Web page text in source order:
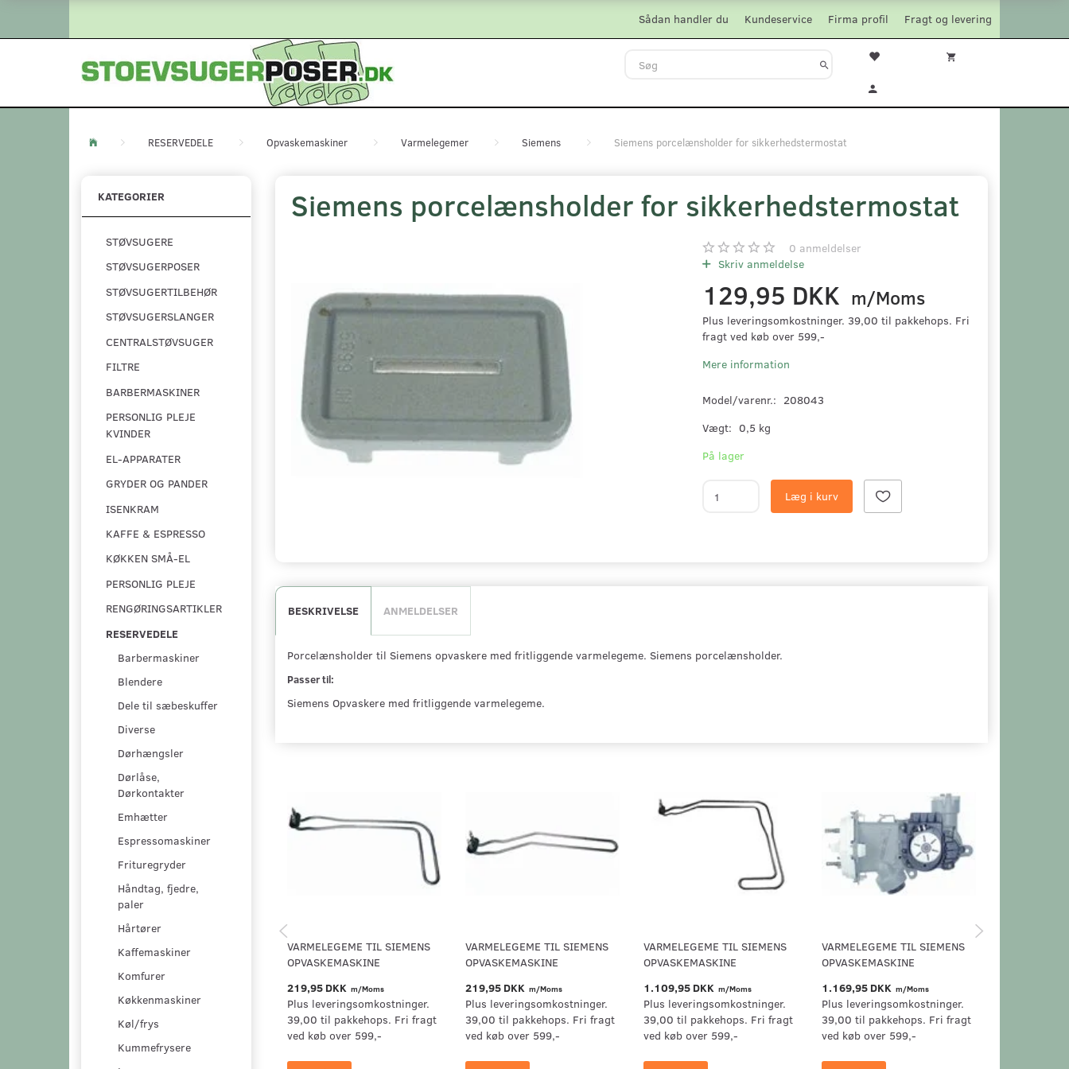
Fragt og levering
Firma profil
Kundeservice
Sådan handler du
RESERVEDELE Opvaskemaskiner Varmelegemer Siemens Siemens porcelænsholder for sikkerhedstermostat
KATEGORIER
STØVSUGERE
STØVSUGERPOSER
STØVSUGERTILBEHØR
STØVSUGERSLANGER
CENTRALSTØVSUGER
FILTRE
BARBERMASKINER
PERSONLIG PLEJE
KVINDER
EL-APPARATER
GRYDER OG PANDER
ISENKRAM
KAFFE & ESPRESSO
KØKKEN SMÅ-EL
PERSONLIG PLEJE
RENGØRINGSARTIKLER
RESERVEDELE
Barbermaskiner
Blendere
Dele til sæbeskuffer
Diverse
Dørhængsler
Dørlåse,
Dørkontakter
Emhætter
Espressomaskiner
Frituregryder
Håndtag, fjedre,
paler
Hårtører
Kaffemaskiner
Komfurer
Køkkenmaskiner
Køl/frys
Kummefrysere
Siemens porcelænsholder for sikkerhedstermostat
0 anmeldelser
Skriv anmeldelse
129,95 DKK m/Moms
Plus leveringsomkostninger. 39,00 til pakkehops. Fri
fragt ved køb over 599,-
Mere information
Model/varenr.: 208043
Vægt: 0,5 kg
På lager
Læg i kurv
BESKRIVELSE ANMELDELSER
Porcelænsholder til Siemens opvaskere med fritliggende varmelegeme. Siemens porcelænsholder.
Passer til:
Siemens Opvaskere med fritliggende varmelegeme.
VARMELEGEME TIL SIEMENS
OPVASKEMASKINE
219,95 DKK m/Moms
Plus leveringsomkostninger.
39,00 til pakkehops. Fri fragt
ved køb over 599,-
VARMELEGEME TIL SIEMENS
OPVASKEMASKINE
219,95 DKK m/Moms
Plus leveringsomkostninger.
39,00 til pakkehops. Fri fragt
ved køb over 599,-
VARMELEGEME TIL SIEMENS
OPVASKEMASKINE
1.109,95 DKK m/Moms
Plus leveringsomkostninger.
39,00 til pakkehops. Fri fragt
ved køb over 599,-
VARMELEGEME TIL SIEMENS
OPVASKEMASKINE
1.169,95 DKK m/Moms
Plus leveringsomkostninger.
39,00 til pakkehops. Fri fragt
ved køb over 599,-